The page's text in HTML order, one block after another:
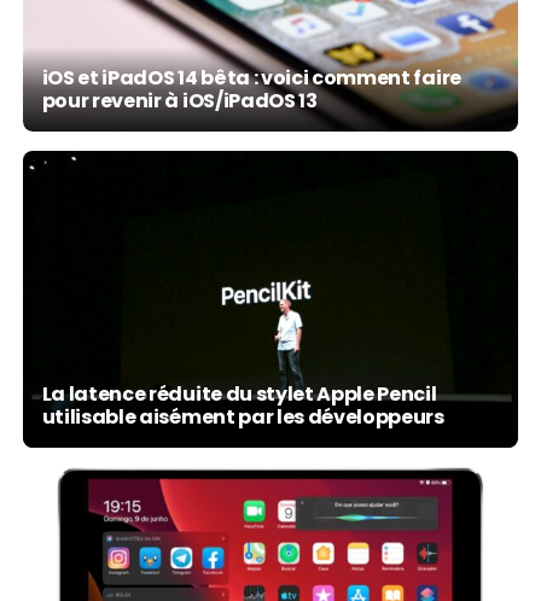
iOS et iPadOS 14 bêta : voici comment faire
pour revenir à iOS/iPadOS 13
La latence réduite du stylet Apple Pencil
utilisable aisément par les développeurs